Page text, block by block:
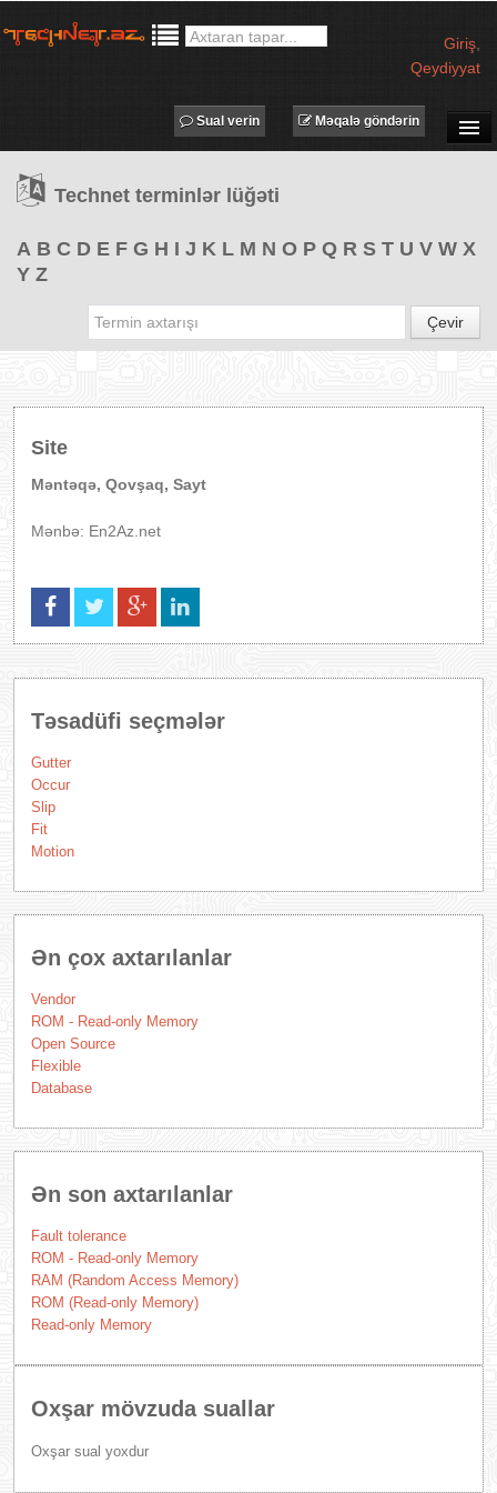
Giriş
Qeydiyyat
TƏDBİRLƏR
PROQRAMLAR
Məqalə göndərin
Sual verin
Technet terminlər lüğəti
A B C D E F G H I J K L M N O P Q R S T U V W X
Y Z
Çevir
Site
Məntəqə, Qovşaq, Sayt
Mənbə: En2Az.net
Təsadüfi seçmələr
Gutter
Occur
Slip
Fit
Motion
Ən çox axtarılanlar
Vendor
ROM - Read-only Memory
Open Source
Flexible
Database
Ən son axtarılanlar
Fault tolerance
ROM - Read-only Memory
RAM (Random Access Memory)
ROM (Read-only Memory)
Read-only Memory
Oxşar mövzuda suallar
Oxşar sual yoxdur